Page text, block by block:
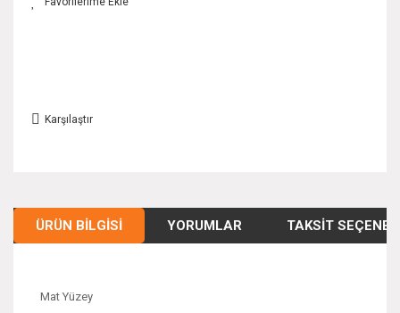
Karşılaştır
ÜRÜN BILGISI YORUMLAR TAKSIT
Mat Yüzey